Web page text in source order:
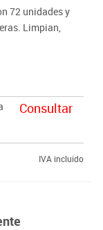
72 unidades y
Limpian,
Consultar
IVA incluido